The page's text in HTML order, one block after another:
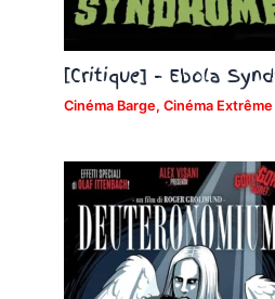
[Critique] – Ebola
Cinéma Barge, Cinéma Extrême